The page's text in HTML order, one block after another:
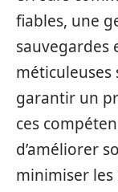
fiables, une
sauvegardes
méticuleuses
garantir un
ces
d’améliorer
minimiser les